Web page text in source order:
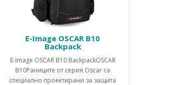
E-Image OSCAR B10
Backpack
E-Image OSCAR B10 BackpackOSCAR
B10Раниците от серия Oscar са
специално проектирани за защита